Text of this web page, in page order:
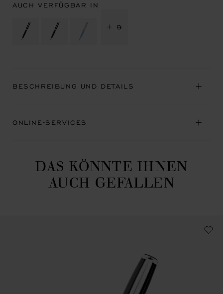
AUCH VERFÜGBAR IN
+ 9
BESCHREIBUNG UND DETAILS
ONLINE-SERVICES
DAS KÖNNTE IHNEN
AUCH GEFALLEN